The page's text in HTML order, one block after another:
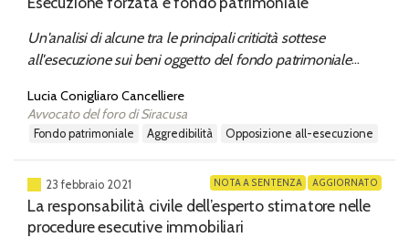
Un'analisi di alcune tra le principali criticità sottese
all'esecuzione sui beni oggetto del fondo patrimoniale
Lucia Conigliaro Cancelliere
Avvocato del foro di Siracusa
fondo patrimoniale aggredibilità opposizione all-esecuzione
23 febbraio 2021 AGGIORNATO
NOTA A SENTENZA
La responsabilità civile dell’esperto stimatore nelle
procedure esecutive immobiliari